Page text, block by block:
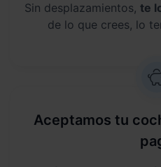
Sin desplazamientos, te
de lo que crees, lo
Aceptamos tu